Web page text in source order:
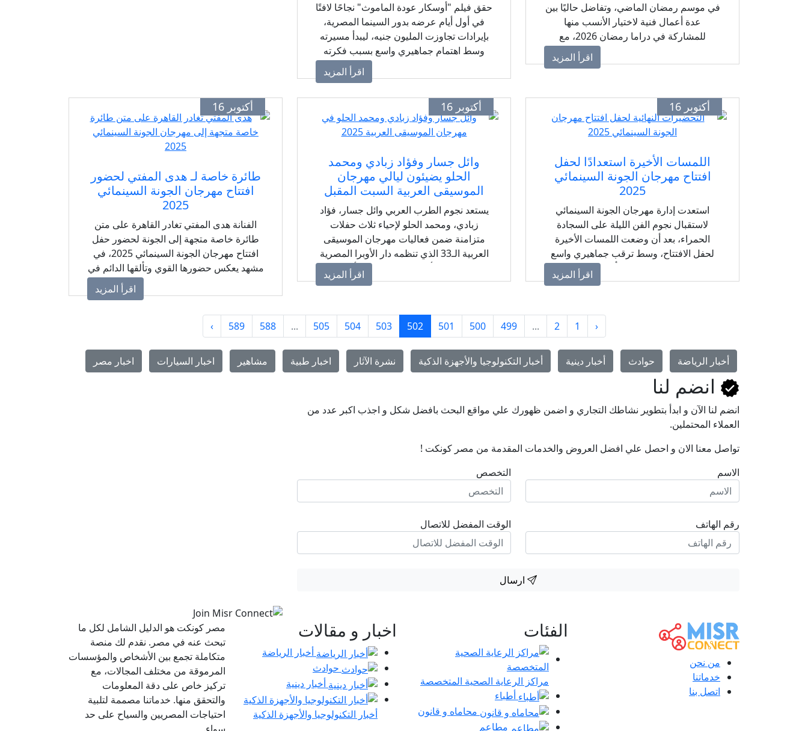
في موسم رمضان الماضي، وتفاضل حاليًا بين
عدة أعمال فنية لاختيار الأنسب منها
للمشاركة في دراما رمضان 2026، مع
استعدادها لمسلسل جديد خارج السباق
الرمضاني.
اقرأ المزيد
حقق فيلم "أوسكار عودة الماموث" نجاحًا لافتًا
في أول أيام عرضه بدور السينما المصرية،
بإيرادات تجاوزت المليون جنيه، ليبدأ مسيرته
وسط اهتمام جماهيري واسع بسبب فكرته
اقرأ المزيد
أكتوبر 16
اللمسات الأخيرة استعدادًا لحفل
افتتاح مهرجان الجونة السينمائي
2025
استعدت إدارة مهرجان الجونة السينمائي
لاستقبال نجوم الفن الليلة على السجادة
الحمراء، بعد أن وضعت اللمسات الأخيرة
لحفل الافتتاح، وسط ترقب جماهيري واسع
لانطلاق الدورة الجديدة بأجواء من الإبداع
والنجومية.
اقرأ المزيد
أكتوبر 16
وائل جسار وفؤاد زبادي ومحمد
الحلو يضيئون ليالي مهرجان
الموسيقى العربية السبت المقبل
يستعد نجوم الطرب العربي وائل جسار، فؤاد
زبادي، ومحمد الحلو لإحياء ثلاث حفلات
متزامنة ضمن فعاليات مهرجان الموسيقى
العربية الـ33 الذي تنظمه دار الأوبرا المصرية
يوم السبت 18 أكتوبر 2025، وسط أجواء فنية
مبهرة تجمع عبق الماضي بروح الحاضر.
اقرأ المزيد
أكتوبر 16
طائرة خاصة لـ هدى المفتي لحضور
افتتاح مهرجان الجونة السينمائي
2025
الفنانة هدى المفتي تغادر القاهرة على متن
طائرة خاصة متجهة إلى الجونة لحضور حفل
افتتاح مهرجان الجونة السينمائي 2025، في
مشهد يعكس حضورها القوي وتألقها الدائم في
اقرأ المزيد
‹
1
2
...
499
500
501
502
503
504
505
...
588
589
›
أخبار الرياضة حوادث أخبار دينية أخبار التكنولوجيا والأجهزة الذكية نشرة الآثار اخبار طبية مشاهير اخبار السيارات اخبار مصر
انضم لنا
انضم لنا اﻵن و ابدأ بتطوير نشاطك التجاري و اضمن ظهورك علي مواقع البحث بافضل شكل و اجذب اكبر عدد من
العملاء المحتملين.
تواصل معنا الان و احصل علي افضل العروض والخدمات المقدمة من مصر كونكت !
الاسم
رقم الهاتف
التخصص
الوقت المفضل للاتصال
ارسال
من نحن
خدماتنا
اتصل بنا
الفئات
مراكز الرعاية الصحية المتخصصة
أطباء
محاماه و قانون
مطاعم
اخبار و مقالات
أخبار الرياضة
حوادث
أخبار دينية
أخبار التكنولوجيا والأجهزة الذكية
مصر كونكت هو الدليل الشامل لكل ما
تبحث عنه في مصر. نقدم لك منصة
متكاملة تجمع بين الأشخاص والمؤسسات
المرموقة من مختلف المجالات، مع
تركيز خاص على دقة المعلومات
والتحقق منها. خدماتنا مصممة لتلبية
احتياجات المصريين والسياح على حد